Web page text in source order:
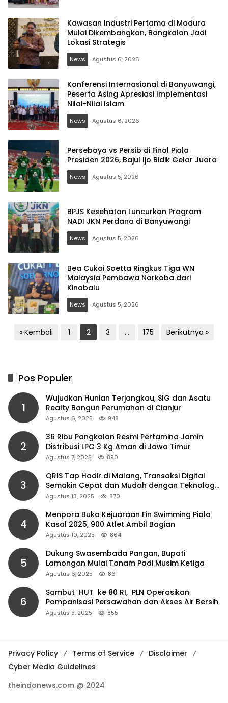
Kawasan Industri Pertama di Madura
Mulai Dikembangkan, Bangkalan Jadi
Lokasi Strategis
News Agustus 6, 2026
Konferensi Internasional di Banyuwangi,
Peserta Asing Apresiasi Implementasi
Nilai-Nilai Islam
News Agustus 6, 2026
Persebaya vs Persib di Final Piala
Presiden 2026, Bajul Ijo Bidik Gelar Juara
News Agustus 5, 2026
BPJS Kesehatan Luncurkan Program
NADI JKN Perdana di Banyuwangi
News Agustus 5, 2026
Bea Cukai Soetta Ringkus Tiga WN
Malaysia Pembawa Narkoba dari
Kinabalu
News Agustus 5, 2026
Paginasi
« Kembali 1 2 3 … 175 Berikutnya »
Pos Populer
1
Wujudkan Hunian Terjangkau, SIG dan Asatu
Realty Bangun Perumahan di Cianjur
Agustus 6, 2025 948
2
36 Ribu Pangkalan Resmi Pertamina Jamin
Distribusi LPG 3 Kg Aman di Jawa Timur
Agustus 7, 2025 890
3
QRIS Tap Hadir di Malang, Transaksi Digital
Semakin Cepat dan Mudah dengan Teknologi
NFC
Agustus 13, 2025 870
4
Menpora Buka Kejuaraan Fin Swimming Piala
Kasal 2025, 900 Atlet Ambil Bagian
Agustus 10, 2025 864
5
Dukung Swasembada Pangan, Bupati
Lamongan Mulai Tanam Padi Musim Ketiga
Agustus 6, 2025 861
6
Sambut HUT ke 80 RI, PLN Operasikan
Pompanisasi Persawahan dan Akses Air Bersih
Agustus 5, 2025 855
Privacy Policy Terms of Service
Disclaimer
Cyber Media Guidelines
theindonews.com @ 2024